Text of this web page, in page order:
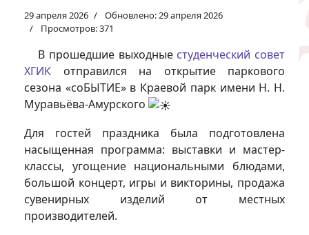
29 апреля 2026
Обновлено: 29 апреля 2026
Просмотров: 371
В прошедшие выходныестуденческий совет
ХГИК отправился на открытие паркового
сезона «соБЫТИЕ» в Краевой парк имени Н. Н.
Муравьёва-Амурского
Для гостей праздника была подготовлена
насыщенная программа: выставки и мастер-
классы, угощение национальными блюдами,
большой концерт, игры и викторины, продажа
сувенирных изделий от местных
производителей.